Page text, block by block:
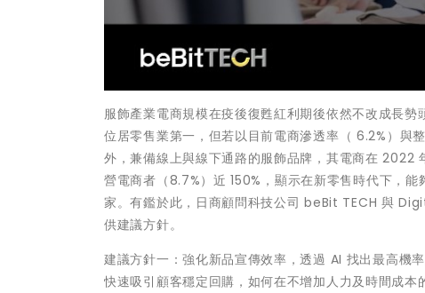
服飾產業電商規模在疫後復甦紅利期後依然不改成長
位居零售業第一，但若以目前電商滲透率（ 6.2%）與
外，兼備線上與線下通路的服飾品牌，其電商在 2022
營電商者（8.7%）近 150%，顯示在新零售時代下，
家。有鑑於此，日商顧問科技公司 beBit TECH 與
供建議方針。
建議方針一：強化新品宣傳效率，透過 AI 找出最高機
快速吸引顧客穩定回購，如何在不增加人力及時間成